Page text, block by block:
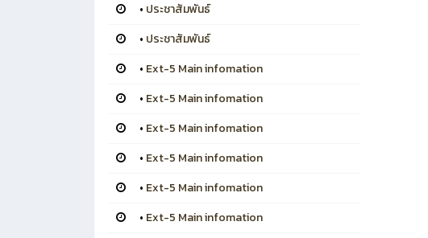
• ประชาสัมพันธ์
• ประชาสัมพันธ์
• Ext-5 Main infomation
• Ext-5 Main infomation
• Ext-5 Main infomation
• Ext-5 Main infomation
• Ext-5 Main infomation
• Ext-5 Main infomation